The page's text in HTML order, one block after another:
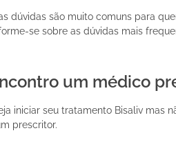
dúvidas são muito comuns para
se sobre as dúvidas mais
um médico
iniciar seu tratamento Bisaliv mas
prescritor.